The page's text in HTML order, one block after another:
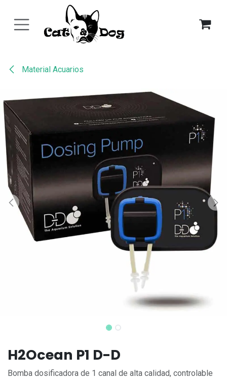
Material Acuarios
H2Ocean P1 D-D
Bomba dosificadora de 1 canal de alta calidad, controlable